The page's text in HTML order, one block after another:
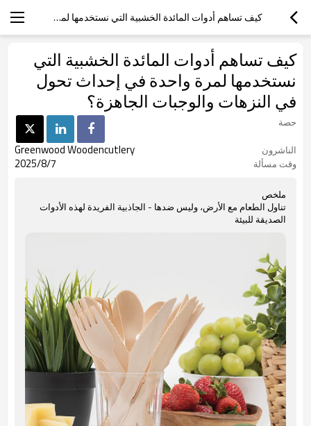
كيف تساهم أدوات المائدة الخشبية التي نستخدمها لمرة واحدة في إحداث تحول في النزهات والوجبات الجاهزة؟
كيف تساهم أدوات المائدة الخشبية التي
نستخدمها لمرة واحدة في إحداث تحول
في النزهات والوجبات الجاهزة؟
حصة
الناشرون
Greenwood Woodencutlery
وقت مسألة 2025/8/7
ملخص
تناول الطعام مع الأرض، وليس ضدها - الجاذبية الفريدة لهذه الأدوات
الصديقة للبيئة